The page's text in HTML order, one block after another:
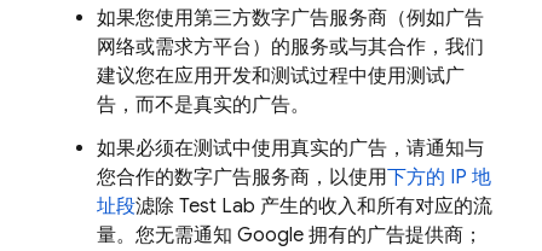
如果您使用第三方数字广告服务商（例如广告
网络或需求方平台）的服务或与其合作，我们
建议您在应用开发和测试过程中使用测试广
告，而不是真实的广告。
如果必须在测试中使用真实的广告，请通知与
您合作的数字广告服务商，以使用下方的 IP 地
址段滤除 Test Lab 产生的收入和所有对应的流
量。您无需通知 Google 拥有的广告提供商；